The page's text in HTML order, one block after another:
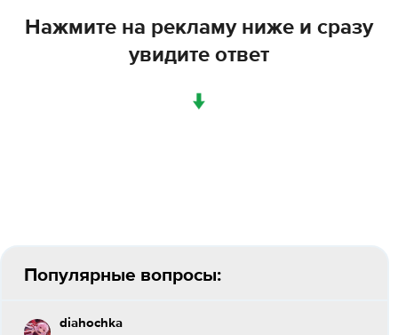
Нажмите на рекламу ниже и сразу
увидите ответ
↓
Популярные вопросы:
diahochka